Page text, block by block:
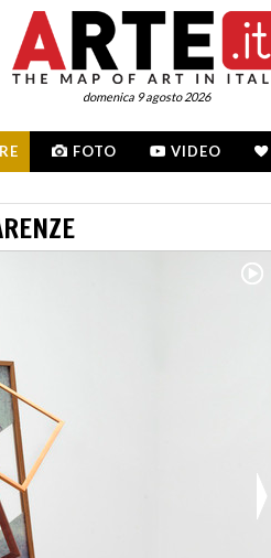
domenica 9 agosto 2026
FOTO VIDEO